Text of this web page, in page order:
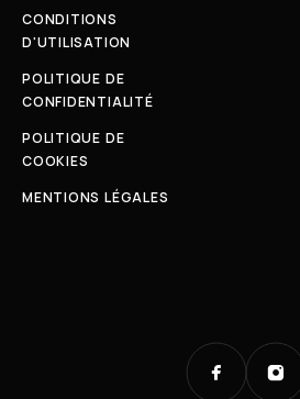
CONDITIONS
D'UTILISATION
POLITIQUE DE
CONFIDENTIALITÉ
POLITIQUE DE
COOKIES
MENTIONS LÉGALES